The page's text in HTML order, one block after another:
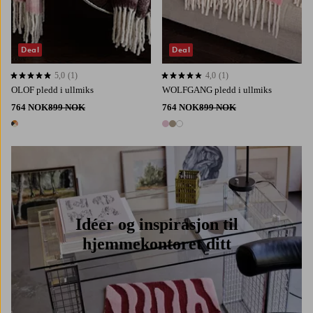
OLOF pledd i ullmiks
764 NOK899 NOK
1 farge
5,0 basert på 1 karaktergivninger
5,0 (1)
Deal
WOLFGANG pledd i ullmiks
764 NOK899 NOK
3 farger
4,0 basert på 1 karaktergivninger
4,0 (1)
Deal
Idéer og inspirasjon til
hjemmekontoret ditt